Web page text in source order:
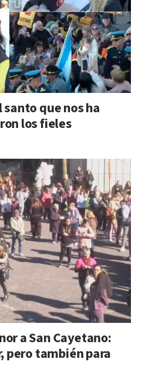
santo que nos ha
los fieles
a San Cayetano:
pero también para